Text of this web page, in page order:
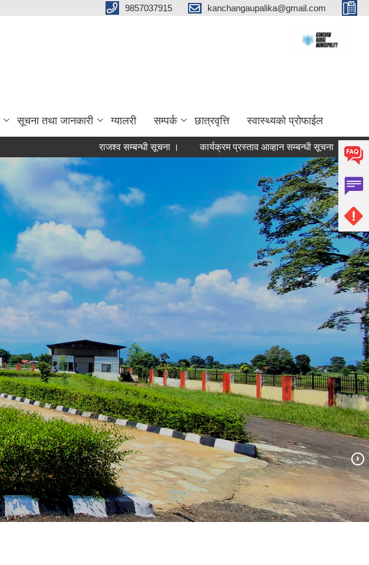
9857037915 kanchangaupalika@gmail.com
सूचना तथा जानकारी ग्यालरी सम्पर्क छात्रवृत्ति स्वास्थ्यको प्रोफाईल
राजश्व सम्बन्धी सूचना । कार्यक्रम प्रस्ताव आव्हान सम्बन्धी सूचना । वडा नं २